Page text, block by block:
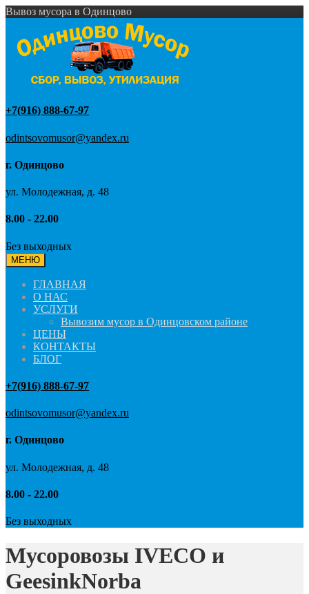
Вывоз мусора в Одинцово
+7(916) 888-67-97
odintsovomusor@yandex.ru
г. Одинцово
ул. Молодежная, д. 48
8.00 - 22.00
Без выходных
МЕНЮ
ГЛАВНАЯ
О НАС
УСЛУГИ
Вывозим мусор в Одинцовском районе
ЦЕНЫ
КОНТАКТЫ
БЛОГ
+7(916) 888-67-97
odintsovomusor@yandex.ru
г. Одинцово
ул. Молодежная, д. 48
8.00 - 22.00
Без выходных
Мусоровозы IVECO и
GeesinkNorba